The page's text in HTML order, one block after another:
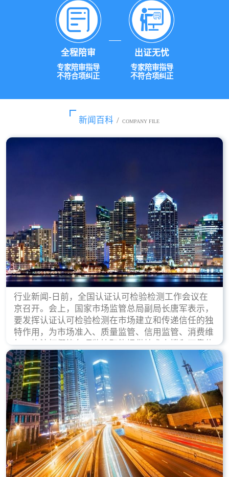
全程陪审
专家陪审指导
不符合项纠正
出证无忧
专家陪审指导
不符合项纠正
新闻百科 / COMPANY FILE
行业新闻-日前，全国认证认可检验检测工作会议在
京召开。会上，国家市场监管总局副局长唐军表示，
要发挥认证认可检验检测在市场建立和传递信任的独
特作用，为市场准入、质量监管、信用监管、消费维
权、执法打假等各项监管职能提供技术支撑和可靠依
据。